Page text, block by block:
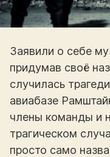
Заявили о себе
придумав своё
случилась
авиабазе
члены команды и
трагическом
просто само